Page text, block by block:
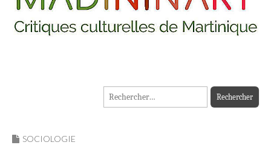
MADININ'ART
Rechercher :
SOCIOLOGIE